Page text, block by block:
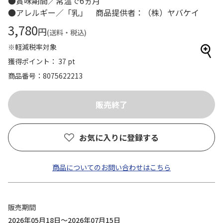
●アレルギー／「乳」 商品提供者：（株）ヤバケイ
3,780円(送料・税込)
※軽減税率対象
獲得ポイント： 37 pt
商品番号
8075622213
お気に入りに登録する
商品についてのお問い合わせはこちら
販売期間
2026年05月18日～2026年07月15日